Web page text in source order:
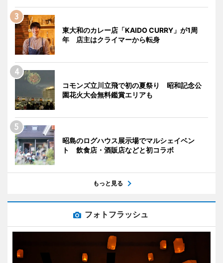
東大和のカレー店「KAIDO CURRY」が1周
年 店主はクライマーから転身
コモンズ立川立飛で初の夏祭り 昭和記念公
園花火大会無料鑑賞エリアも
昭島のログハウス展示場でマルシェイベン
ト 飲食店・酒販店などと初コラボ
もっと見る
フォトフラッシュ